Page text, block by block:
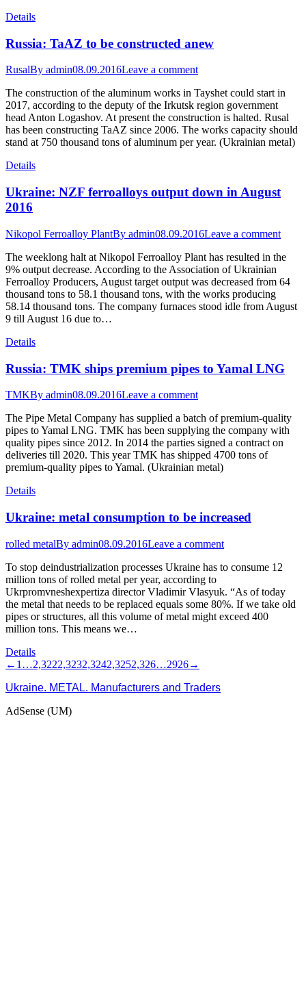
Details
Russia: TaAZ to be constructed anew
RusalBy admin08.09.2016Leave a comment
The construction of the aluminum works in Tayshet could start in
2017, according to the deputy of the Irkutsk region government
head Anton Logashov. At present the construction is halted. Rusal
has been constructing TaAZ since 2006. The works capacity should
stand at 750 thousand tons of aluminum per year. (Ukrainian metal)
Details
Ukraine: NZF ferroalloys output down in August
2016
Nikopol Ferroalloy PlantBy admin08.09.2016Leave a comment
The weeklong halt at Nikopol Ferroalloy Plant has resulted in the
9% output decrease. According to the Association of Ukrainian
Ferroalloy Producers, August target output was decreased from 64
thousand tons to 58.1 thousand tons, with the works producing
58.14 thousand tons. The company furnaces stood idle from August
9 till August 16 due to…
Details
Russia: TMK ships premium pipes to Yamal LNG
TMKBy admin08.09.2016Leave a comment
The Pipe Metal Company has supplied a batch of premium-quality
pipes to Yamal LNG. TMK has been supplying the company with
quality pipes since 2012. In 2014 the parties signed a contract on
deliveries till 2020. This year TMK has shipped 4700 tons of
premium-quality pipes to Yamal. (Ukrainian metal)
Details
Ukraine: metal consumption to be increased
rolled metalBy admin08.09.2016Leave a comment
To stop deindustrialization processes Ukraine has to consume 12
million tons of rolled metal per year, according to
Ukrpromvneshexpertiza director Vladimir Vlasyuk. “As of today
the metal that needs to be replaced equals some 80%. If we take old
pipes or structures, all this volume of metal might exceed 400
million tons. This means we…
Details
← 1 …2,3222,3232,3242,3252,326…2926→
Ukraine. METAL. Manufacturers and Traders
AdSense (UM)